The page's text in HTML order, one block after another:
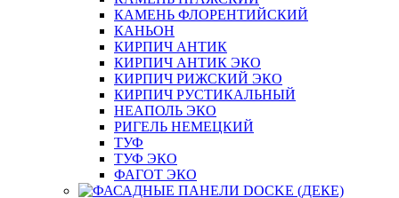
КАМЕНЬ ФЛОРЕНТИЙСКИЙ
КАНЬОН
КИРПИЧ АНТИК
КИРПИЧ АНТИК ЭКО
КИРПИЧ РИЖСКИЙ ЭКО
КИРПИЧ РУСТИКАЛЬНЫЙ
НЕАПОЛЬ ЭКО
РИГЕЛЬ НЕМЕЦКИЙ
ТУФ
ТУФ ЭКО
ФАГОТ ЭКО